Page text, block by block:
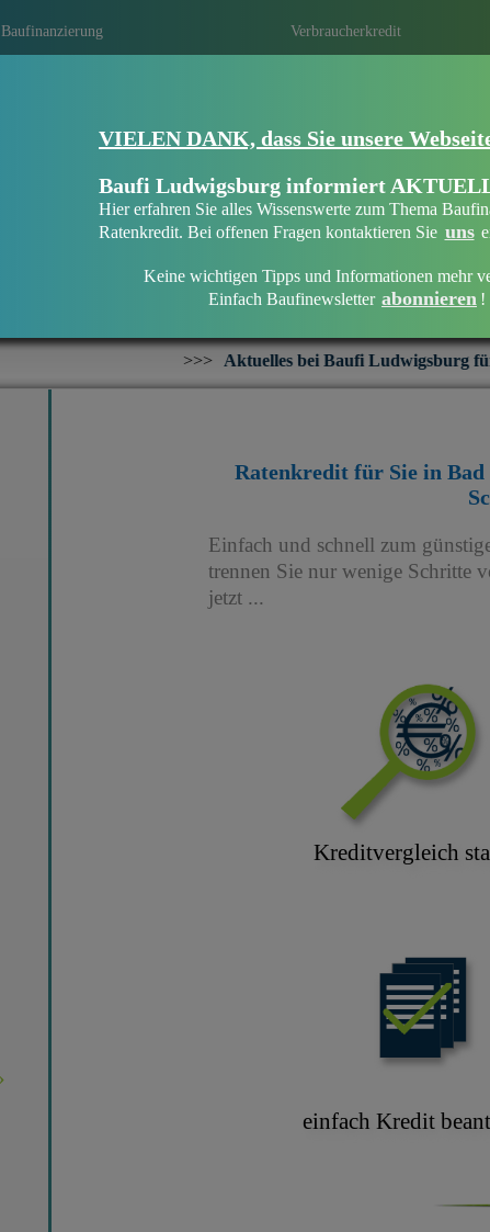
Baufinanzierung Verbraucherkredit
Finanziell flexibel bleiben in
haben lang, ersehnte Wünsche
Anschaffungen. Holen Sie
Aktuelles bei Baufi Ludwigsburg für Sie in Bad Wildbad:
VIELEN DANK, dass Sie unsere
Baufi Ludwigsburg informiert
Hier erfahren Sie alles Wissenswerte zum Thema
Ratenkredit. Bei offenen Fragen kontaktieren Sie uns
Keine wichtigen Tipps und Informationen mehr
Einfach Baufinewsletter abonnieren !
Ratenkredit für Sie in
Einfach und schnell zum
trennen Sie nur wenige Schritte
jetzt ...
Kreditvergleich
einfach Kredit